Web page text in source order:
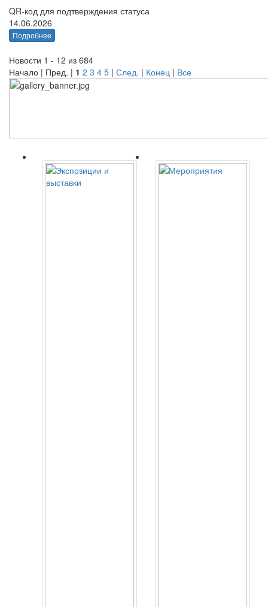
QR-код для подтверждения статуса
14.06.2026
Подробнее
Новости 1 - 12 из 684
Начало | Пред. | 1 2 3 4 5 | След. | Конец | Все